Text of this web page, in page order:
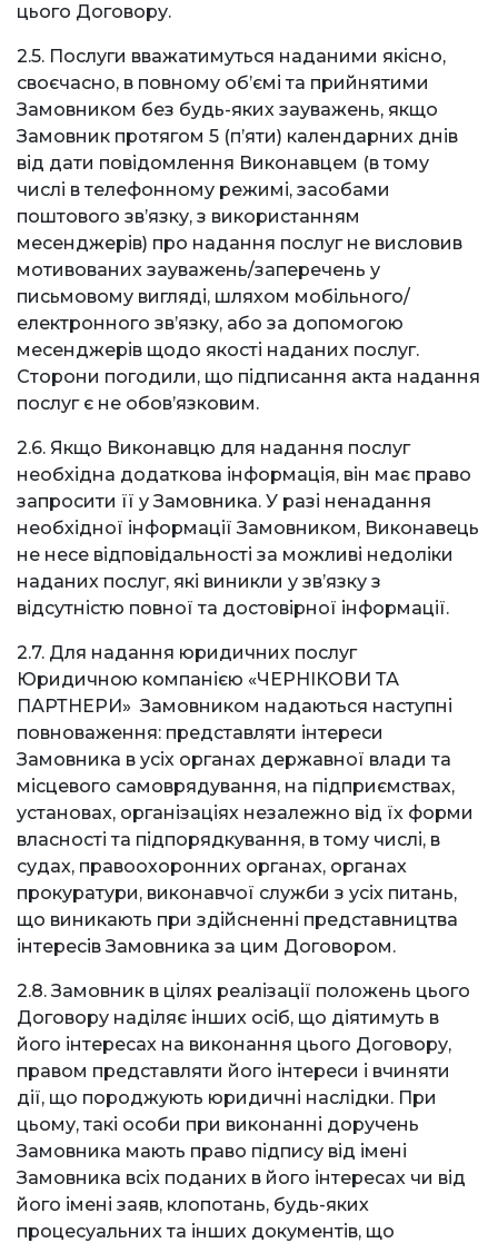
цього Договору.
2.5. Послуги вважатимуться наданими якісно,
своєчасно, в повному обʼємі та прийнятими
Замовником без будь-яких зауважень, якщо
Замовник протягом 5 (пʼяти) календарних днів
від дати повідомлення Виконавцем (в тому
числі в телефонному режимі, засобами
поштового звʼязку, з використанням
месенджерів) про надання послуг не висловив
мотивованих зауважень/заперечень у
письмовому вигляді, шляхом мобільного/
електронного зв’язку, або за допомогою
месенджерів щодо якості наданих послуг.
Сторони погодили, що підписання акта надання
послуг є не обов’язковим.
2.6. Якщо Виконавцю для надання послуг
необхідна додаткова інформація, він має право
запросити її у Замовника. У разі ненадання
необхідної інформації Замовником, Виконавець
не несе відповідальності за можливі недоліки
наданих послуг, які виникли у звʼязку з
відсутністю повної та достовірної інформації.
2.7. Для надання юридичних послуг
Юридичною компанією «ЧЕРНІКОВИ ТА
ПАРТНЕРИ» Замовником надаються наступні
повноваження: представляти інтереси
Замовника в усіх органах державної влади та
місцевого самоврядування, на підприємствах,
установах, організаціях незалежно від їх форми
власності та підпорядкування, в тому числі, в
судах, правоохоронних органах, органах
прокуратури, виконавчої служби з усіх питань,
що виникають при здійсненні представництва
інтересів Замовника за цим Договором.
2.8. Замовник в цілях реалізації положень цього
Договору наділяє інших осіб, що діятимуть в
його інтересах на виконання цього Договору,
правом представляти його інтереси і вчиняти
дії, що породжують юридичні наслідки. При
цьому, такі особи при виконанні доручень
Замовника мають право підпису від імені
Замовника всіх поданих в його інтересах чи від
його імені заяв, клопотань, будь-яких
процесуальних та інших документів, що